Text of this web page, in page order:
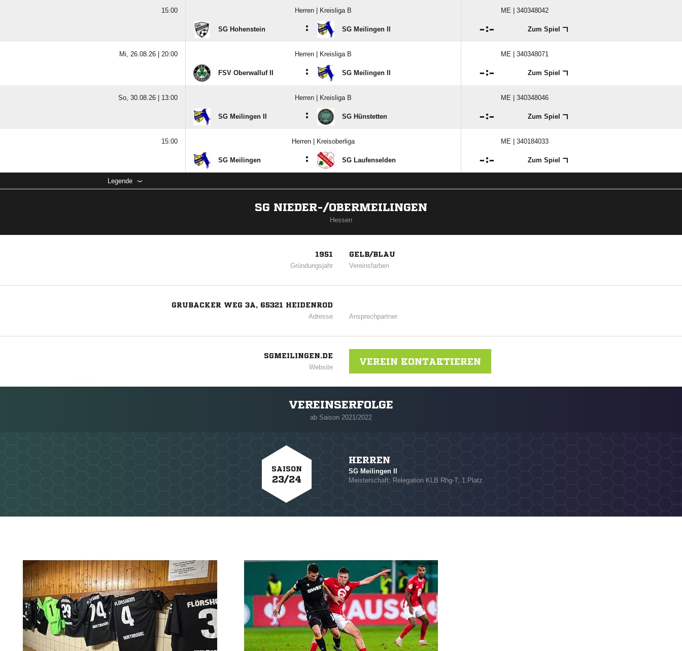
15:00 Herren | Kreisliga B ME | 340348042
SG Hohenstein : SG Meilingen II : Zum Spiel
Mi, 26.08.26 | 20:00 Herren | Kreisliga B ME | 340348071
FSV Oberwalluf II : SG Meilingen II : Zum Spiel
So, 30.08.26 | 13:00 Herren | Kreisliga B ME | 340348046
SG Meilingen II : SG Hünstetten : Zum Spiel
15:00 Herren | Kreisoberliga ME | 340184033
SG Meilingen : SG Laufenselden : Zum Spiel
Legende
SG NIEDER-/OBERMEILINGEN
Hessen
1951
Gründungsjahr
GELB/BLAU
Vereinsfarben
GRUBACKER WEG 3A, 65321 HEIDENROD
Adresse Ansprechpartner
SGMEILINGEN.DE
Website
VEREIN KONTAKTIEREN
NACHRICHT SENDEN
VEREINSERFOLGE
ab Saison 2021/2022
SAISON
23/24
HERREN
SG Meilingen II
Meisterschaft: Relegation KLB Rhg-T; 1.Platz